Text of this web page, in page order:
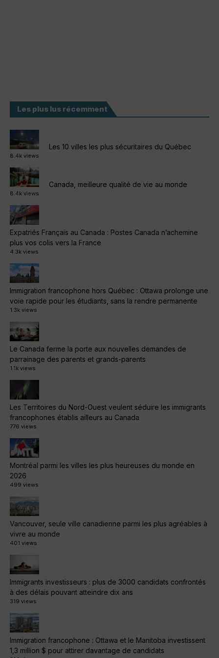
Les plus lus récemment
Les 10 villes les plus sécuritaires du Québec
8.4k views
Canada, meilleure qualité de vie au monde
8.4k views
Expatriés Français au Canada : Postes Canada n’achemine
plus vos colis vers la France
4.3k views
Immigration francophone hors Québec : Ottawa prolonge une
voie rapide pour les étudiants, sans la rendre permanente
1.3k views
Le Canada ferme la porte aux nouvelles demandes de
parrainage des parents et grands-parents
1.1k views
Les Territoires du Nord-Ouest veulent séduire les immigrants
francophones établis ailleurs au Canada
776 views
Montréal parmi les villes les plus heureuses du monde en
2026
499 views
Vancouver, seule ville canadienne parmi les plus agréables à
vivre au monde
401 views
Immigrants investisseurs : plus de 3000 candidats confrontés
à des délais pouvant atteindre dix ans
319 views
Immigration francophone : Ottawa et le Manitoba investissent
1,3 million $ pour attirer davantage de candidats